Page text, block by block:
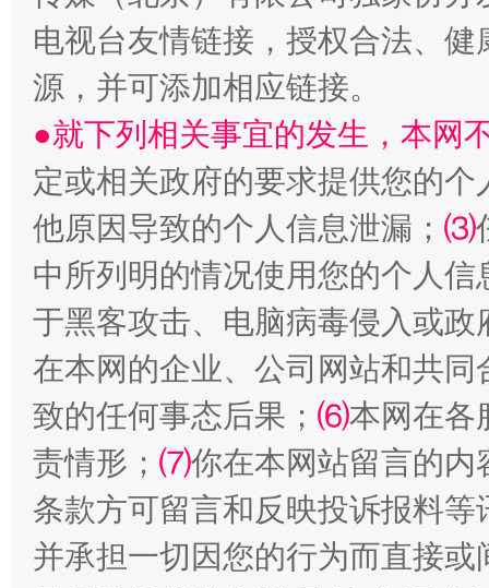
电视台友情链接，授权合法、
源，并可添加相应链接。
●就下列相关事宜的发生，本网
定或相关政府的要求提供您的个
他原因导致的个人信息泄漏； ⑶
中所列明的情况使用您的个人
于黑客攻击、电脑病毒侵入或
在本网的企业、公司网站和共
致的任何事态后果； ⑹本网在各
责情形； ⑺你在本网站留言的内
条款方可留言和反映投诉报料
并承担一切因您的行为而直接